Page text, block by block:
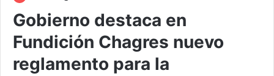
Gobierno destaca en
Fundición Chagres nuevo
reglamento para la